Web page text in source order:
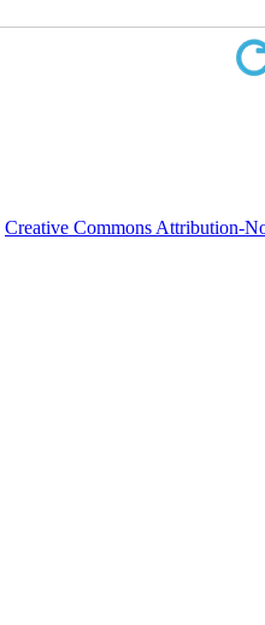
Creative Commons Attribution-